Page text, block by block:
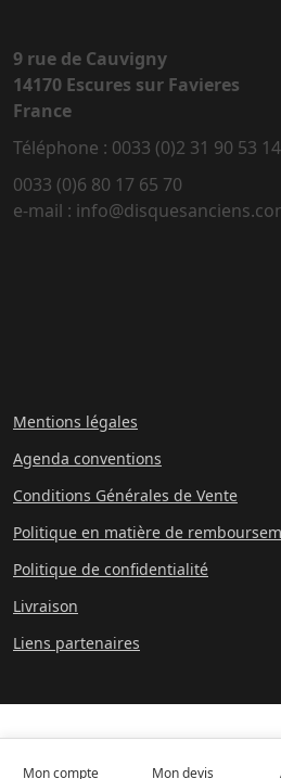
9 rue de Cauvigny
14170 Escures sur Favieres
France
Téléphone : 0033 (0)2 31 90 53
0033 (0)6 80 17 65 70
e-mail :
Mentions légales
Agenda conventions
Conditions Générales de Vente
Politique en matière de
Politique de confidentialité
Livraison
Liens partenaires
Mon compte Mon devis